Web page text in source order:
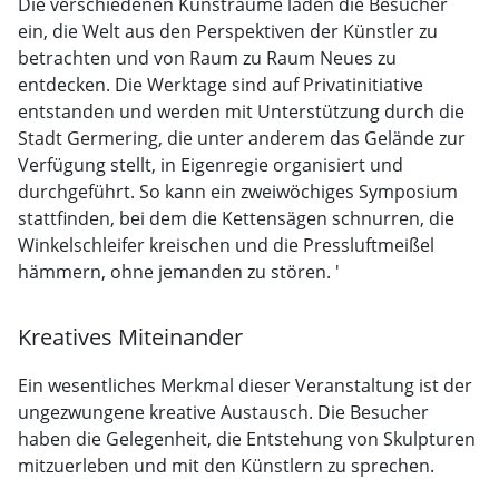
ein, die Welt aus den Perspektiven der Künstler zu
betrachten und von Raum zu Raum Neues zu
entdecken. Die Werktage sind auf Privatinitiative
entstanden und werden mit Unterstützung durch die
Stadt Germering, die unter anderem das Gelände zur
Verfügung stellt, in Eigenregie organisiert und
durchgeführt. So kann ein zweiwöchiges Symposium
stattfinden, bei dem die Kettensägen schnurren, die
Winkelschleifer kreischen und die Pressluftmeißel
hämmern, ohne jemanden zu stören. '
Kreatives Miteinander
Ein wesentliches Merkmal dieser Veranstaltung ist der
ungezwungene kreative Austausch. Die Besucher
haben die Gelegenheit, die Entstehung von Skulpturen
mitzuerleben und mit den Künstlern zu sprechen.